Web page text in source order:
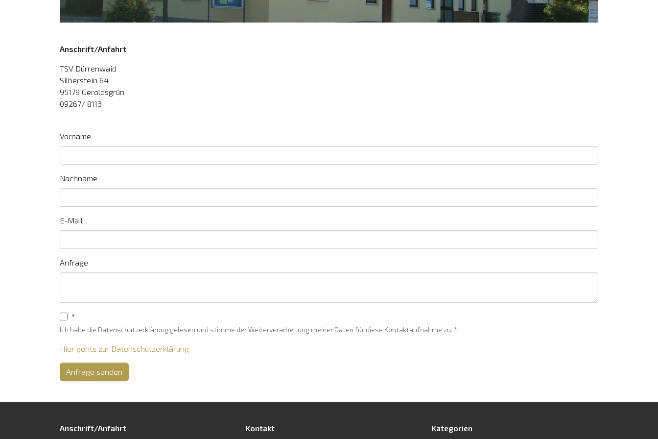
Anschrift/Anfahrt
TSV Dürrenwaid
Silberstein 64
95179 Geroldsgrün
09267/ 8113
Vorname
Nachname
E-Mail
Anfrage
*
Ich habe die Datenschutzerklärung gelesen und stimme der Weiterverarbeitung meiner Daten für diese Kontaktaufnahme zu. *
Hier gehts zur Datenschutzerklärung
Anfrage senden
Anschrift/Anfahrt Kontakt Kategorien